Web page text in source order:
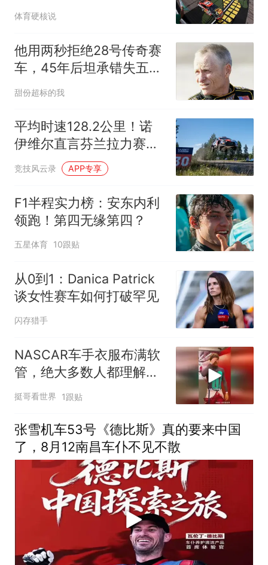
领跑
体育硬核说
他用两秒拒绝28号传奇赛
车，45年后坦承错失五胜
与冠军梦
甜份超标的我
平均时速128.2公里！诺
伊维尔直言芬兰拉力赛太
快引争议
竞技风云录 APP专享
F1半程实力榜：安东内利
领跑！第四无缘第四？
五星体育 10跟贴
从0到1：Danica Patrick
谈女性赛车如何打破罕见
闪存猎手
NASCAR车手衣服布满软
管，绝大多数人都理解错
了
挺哥看世界 1跟贴
张雪机车53号《德比斯》真的要来中国
了，8月12南昌车仆不见不散